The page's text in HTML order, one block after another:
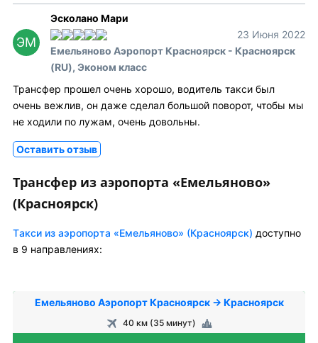
ЭМ
Эсколано Мари
23 Июня 2022
Емельяново Аэропорт Красноярск - Красноярск
(RU), Эконом класс
Трансфер прошел очень хорошо, водитель такси был
очень вежлив, он даже сделал большой поворот, чтобы мы
не ходили по лужам, очень довольны.
Оставить отзыв
Трансфер из аэропорта «Емельяново»
(Красноярск)
Tакси из аэропорта «Емельяново» (Красноярск) доступно
в 9 направлениях:
Емельяново Аэропорт Красноярск → Красноярск
40 км (35 минут)